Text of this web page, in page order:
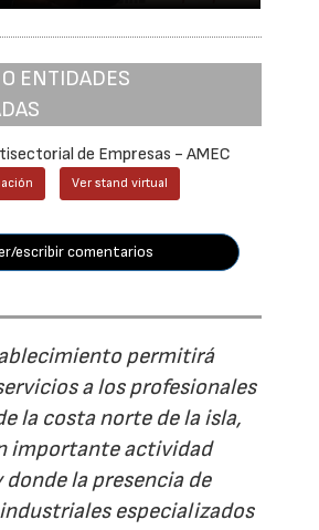
ENTIDADES
de Empresas - AMEC
Ver stand virtual
escribir comentarios
permitirá
a los profesionales
la costa norte de la isla,
importante actividad
la presencia de
especializados